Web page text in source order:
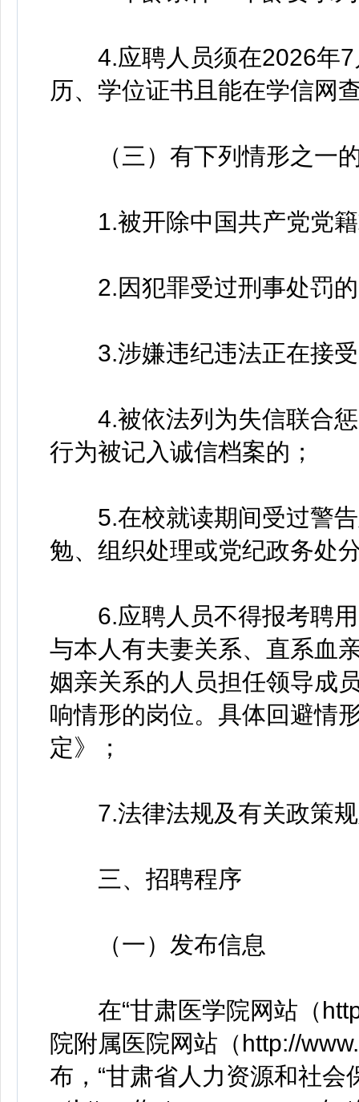
4.应聘人员须在2026年7
历、学位证书且能在学信网
（三）有下列情形之一的
1.被开除中国共产党党籍
2.因犯罪受过刑事处罚
3.涉嫌违纪违法正在接受
4.被依法列为失信联合惩
行为被记入诚信档案的；
5.在校就读期间受过警告
勉、组织处理或党纪政务处
6.应聘人员不得报考聘用
与本人有夫妻关系、直系血
姻亲关系的人员担任领导成
响情形的岗位。具体回避情
定》；
7.法律法规及有关政策规
三、招聘程序
（一）发布信息
在“甘肃医学院网站（
院附属医院网站（http://
布，“甘肃省人力资源和社会